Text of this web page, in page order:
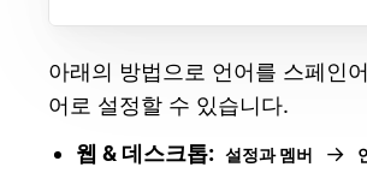
아래의 방법으로 언어를 스페인
어로 설정할 수 있습니다.
웹 & 데스크톱: 설정과 멤버 →